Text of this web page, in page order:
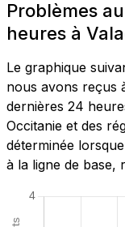
Problèmes
heures à
Le graphique
nous avons reçus
dernières 24
Occitanie et des
déterminée
à la ligne de base,